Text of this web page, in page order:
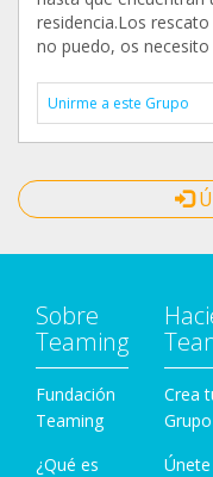
residencia.Los
no puedo, os necesito
Unirme a este Grupo
Sobre
Teaming
Fundación
Teaming
¿Qué es
Crea
Grupo